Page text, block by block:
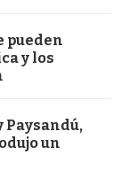
pueden
y los
Paysandú,
un